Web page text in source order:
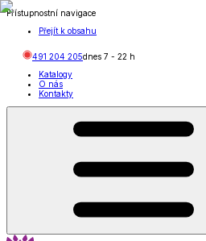
Přístupnostní navigace
Přejít k obsahu
491 204 205dnes 7 - 22 h
Katalogy
O nás
Kontakty